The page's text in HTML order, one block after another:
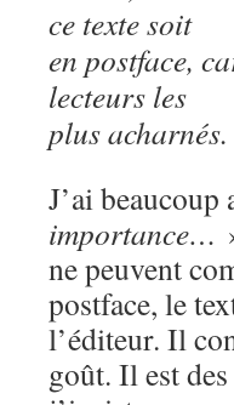
ce texte soit
en postface,
lecteurs les
plus acharnés.
J’ai
importance…
ne peuvent
postface, le
l’éditeur. Il
goût. Il est